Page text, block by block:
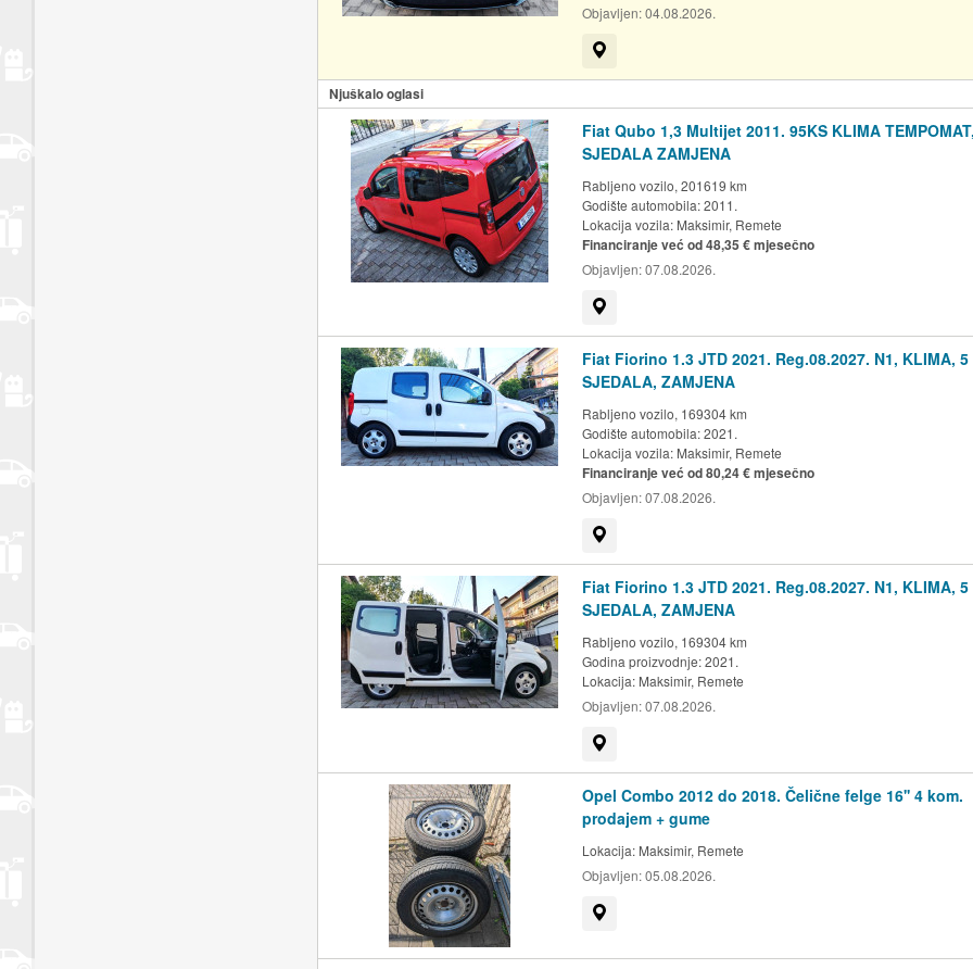
Objavljen:04.08.2026.
Njuškalo oglasi
Fiat Qubo 1,3 Multijet 2011. 95KS KLIMA
SJEDALA ZAMJENA
Rabljeno vozilo, 201619 km
Godište automobila: 2011.
Lokacija vozila: Maksimir, Remete
Financiranje već od 48,35 € mjesečno
Objavljen:07.08.2026.
Fiat Fiorino 1.3 JTD 2021. Reg.08.2027. N1, KLIMA, 5
SJEDALA, ZAMJENA
Rabljeno vozilo, 169304 km
Godište automobila: 2021.
Lokacija vozila: Maksimir, Remete
Financiranje već od 80,24 € mjesečno
Objavljen:07.08.2026.
Fiat Fiorino 1.3 JTD 2021. Reg.08.2027. N1, KLIMA, 5
SJEDALA, ZAMJENA
Rabljeno vozilo, 169304 km
Godina proizvodnje: 2021.
Lokacija: Maksimir, Remete
Objavljen:07.08.2026.
Opel Combo 2012 do 2018. Čelične felge 16'' 4 kom.
prodajem + gume
Lokacija: Maksimir, Remete
Objavljen:05.08.2026.